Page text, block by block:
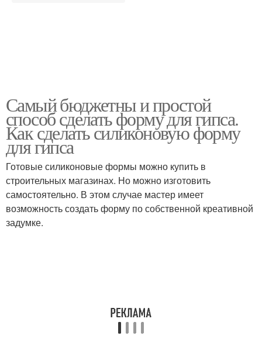
Самый бюджетны и простой
способ сделать форму для гипса.
Как сделать силиконовую форму
для гипса
Готовые силиконовые формы можно купить в
строительных магазинах. Но можно изготовить
самостоятельно. В этом случае мастер имеет
возможность создать форму по собственной креативной
задумке.